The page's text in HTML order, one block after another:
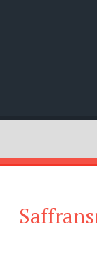
Menu
Widgets
Search